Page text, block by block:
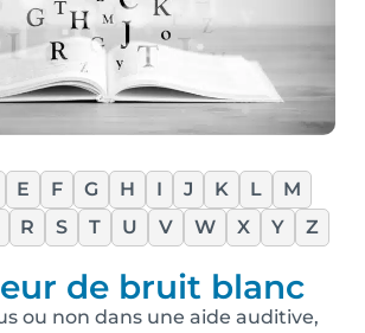
E F G H I J K L
M
R S T U V W X Y Z
de bruit blanc
ou non dans une aide auditive,